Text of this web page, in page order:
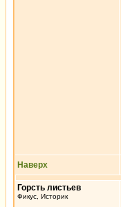
Наверх
Горсть листьев
Фикус, Историк